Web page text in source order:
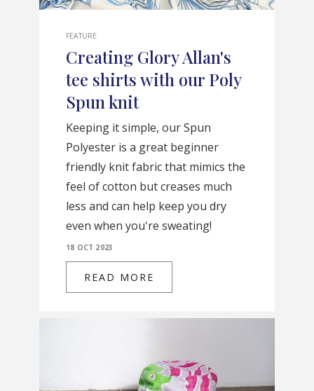
FEATURE
Creating Glory Allan's
tee shirts with our Poly
Spun knit
Keeping it simple, our Spun
Polyester is a great beginner
friendly knit fabric that mimics the
feel of cotton but creases much
less and can help keep you dry
even when you're sweating!
READ MORE
18 OCT 2023